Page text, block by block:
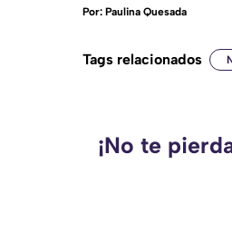
Por: Paulina Quesada
Tags relacionados
¡No te